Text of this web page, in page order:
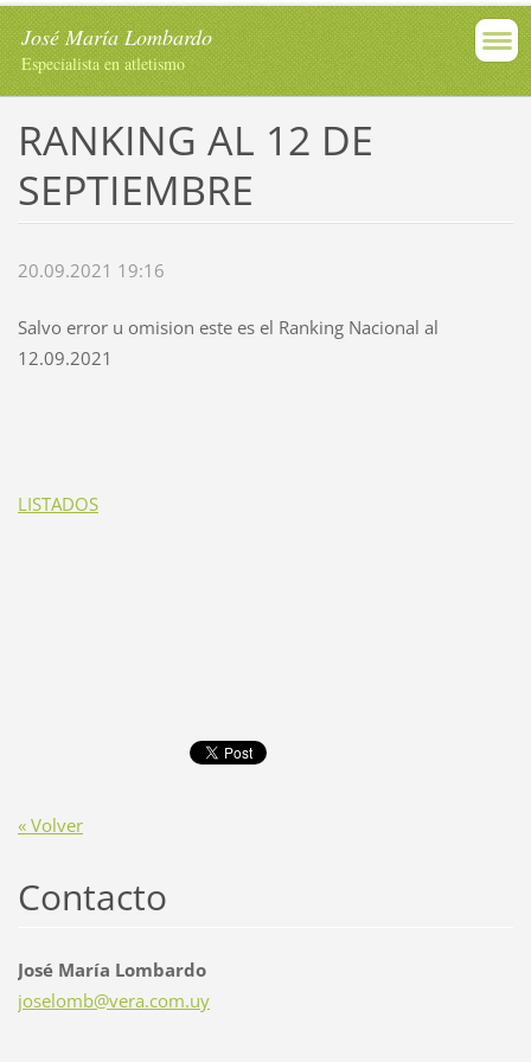
José María Lombardo
Especialista en atletismo
RANKING AL 12 DE
SEPTIEMBRE
20.09.2021 19:16
Salvo error u omision este es el Ranking Nacional al
12.09.2021
LISTADOS
« Volver
Contacto
José María Lombardo
joselomb@vera.com.uy